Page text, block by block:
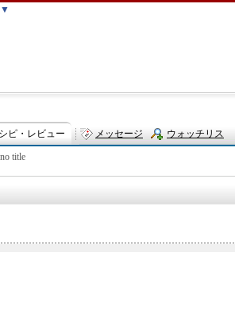
▼
ピ・レビュー メッセージ ウォッチリス
no title